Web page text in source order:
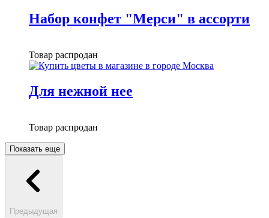
Набор конфет "Мерси" в ассорти
Товар распродан
Для нежной нее
Товар распродан
Показать еще
Предыдущая